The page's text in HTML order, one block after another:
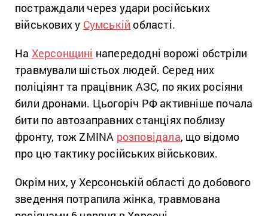
постраждали через удари російських
військових у Сумській області.
На Херсонщині напередодні ворожі обстріли
травмували шістьох людей. Серед них
поліціянт та працівник АЗС, по яких росіяни
били дронами. Цьогоріч РФ активніше почала
бити по автозаправних станціях поблизу
фронту, тож ZMINA розповідала, що відомо
про цю тактику російських військових.
Окрім них, у Херсонській області до добового
зведення потрапила жінка, травмована